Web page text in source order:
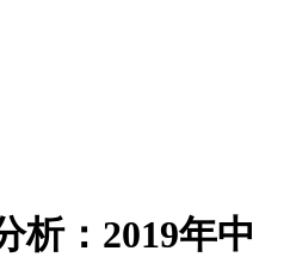
析：2019年中